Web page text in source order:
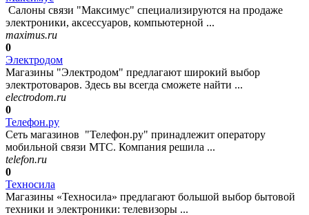
Салоны связи "Максимус" специализируются на продаже
электроники, аксессуаров, компьютерной ...
maximus.ru
0
Электродом
Магазины "Электродом" предлагают широкий выбор
электротоваров. Здесь вы всегда сможете найти ...
electrodom.ru
0
Телефон.ру
Сеть магазинов "Телефон.ру" принадлежит оператору
мобильной связи МТС. Компания решила ...
telefon.ru
0
Техносила
Магазины «Техносила» предлагают большой выбор бытовой
техники и электроники: телевизоры ...